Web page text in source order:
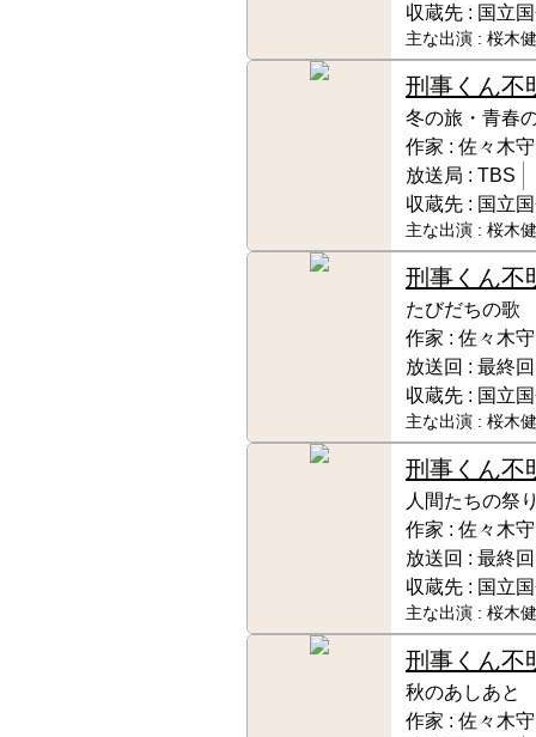
収蔵先 : 国立
主な出演 : 桜木
刑事くん不
冬の旅・青春
作家 : 佐々木守
放送局 : TBS
収蔵先 : 国立
主な出演 : 桜木
刑事くん不
たびだちの歌
作家 : 佐々木守
放送回 : 最終回
収蔵先 : 国立
主な出演 : 桜木
刑事くん不
人間たちの祭
作家 : 佐々木守
放送回 : 最終回
収蔵先 : 国立
主な出演 : 桜木
刑事くん不
秋のあしあと
作家 : 佐々木守